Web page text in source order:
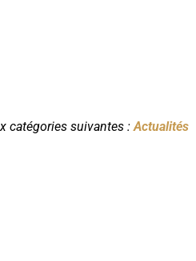
catégories suivantes : Actualités